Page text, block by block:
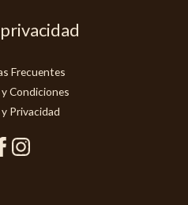
Frecuentes
Condiciones
Privacidad